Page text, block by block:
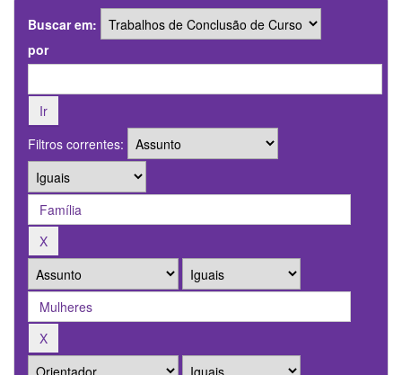
Buscar em:
por
Filtros correntes: